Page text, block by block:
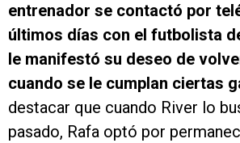
entrenador se contactó por
últimos días con el futbolista
le manifestó su deseo de
cuando se le cumplan ciertas
destacar que cuando River lo
pasado, Rafa optó por